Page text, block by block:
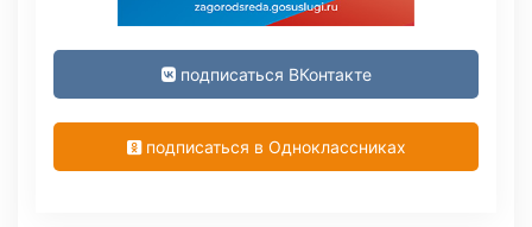
подписаться ВКонтакте
подписаться в Одноклассниках